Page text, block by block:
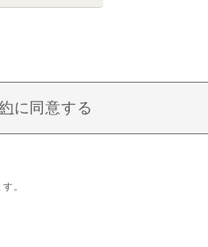
に同意する
。